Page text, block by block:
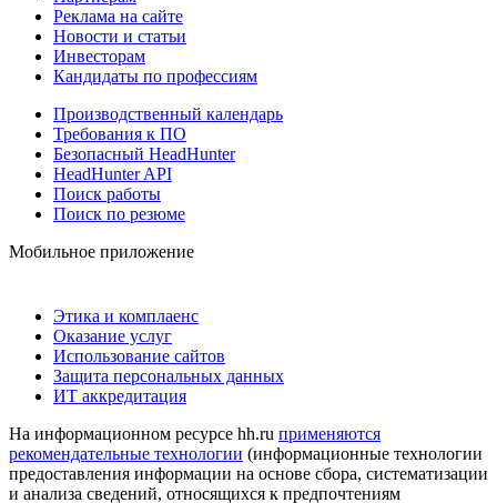
Реклама на сайте
Новости и статьи
Инвесторам
Кандидаты по профессиям
Производственный календарь
Требования к ПО
Безопасный HeadHunter
HeadHunter API
Поиск работы
Поиск по резюме
Мобильное приложение
Этика и комплаенс
Оказание услуг
Использование сайтов
Защита персональных данных
ИТ аккредитация
На информационном ресурсе hh.ru применяются
рекомендательные технологии (информационные технологии
предоставления информации на основе сбора, систематизации
и анализа сведений, относящихся к предпочтениям